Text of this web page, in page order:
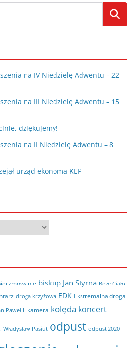
na IV Niedzielę Adwentu – 22
na III Niedzielę Adwentu – 15
dziękujemy!
na II Niedzielę Adwentu – 8
urząd ekonoma KEP
biskup Jan Styrna Boże Ciało
droga krzyżowa EDK Ekstremalna droga
Paweł II kamera kolęda koncert
Władysław Pasiut odpust odpust 2020